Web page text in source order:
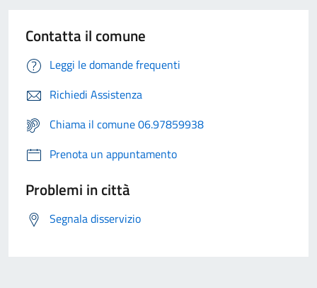
Contatta il comune
Leggi le domande frequenti
Richiedi Assistenza
Chiama il comune 06.97859938
Prenota un appuntamento
Problemi in città
Segnala disservizio